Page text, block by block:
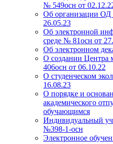
№ 549осн от
Об организации
26.05.23
Об электронной
среде № 81осн от
Об электронном
О создании Центра
406осн от 06.10.22
О студенческом
16.08.23
О порядке и
академического
обучающимся
Индивидуальный
№398-1-осн
Электронное